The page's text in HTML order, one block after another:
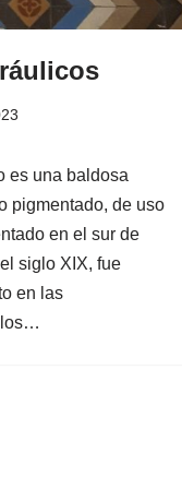
es una baldosa
pigmentado, de uso
en el sur de
siglo XIX, fue
en las
los…